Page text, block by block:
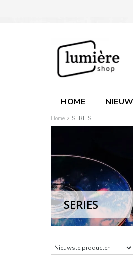
HOME NIEUW
Home SERIES
SERIES